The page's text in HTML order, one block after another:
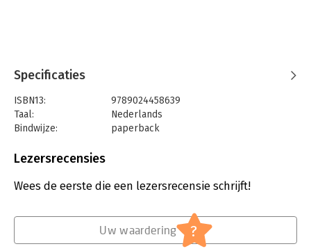
Specificaties
ISBN13:
9789024458639
Taal:
Nederlands
Bindwijze:
paperback
Uitgever:
Verschijningsdatum:
28-10-2024
Lezersrecensies
Wees de eerste die een lezersrecensie schrijft!
Uw waardering ?